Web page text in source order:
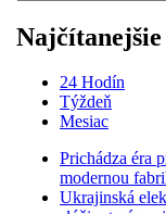
Najčítanejšie
24 Hodín
Týždeň
Mesiac
Prichádza éra
modernou
Ukrajinská